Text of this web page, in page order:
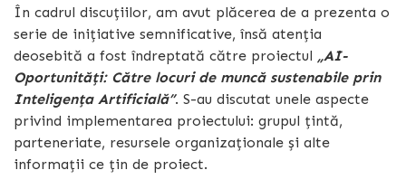
În cadrul discuțiilor, am avut plăcerea de a prezenta o
serie de inițiative semnificative, însă atenția
deosebită a fost îndreptată către proiectul „AI-
Oportunități: Către locuri de muncă sustenabile prin
Inteligența Artificială”. S-au discutat unele aspecte
privind implementarea proiectului: grupul țintă,
parteneriate, resursele organizaționale și alte
informații ce țin de proiect.